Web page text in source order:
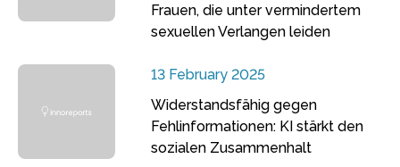
Frauen, die unter vermindertem
sexuellen Verlangen leiden
13 February 2025
Widerstandsfähig gegen
Fehlinformationen: KI stärkt den
sozialen Zusammenhalt